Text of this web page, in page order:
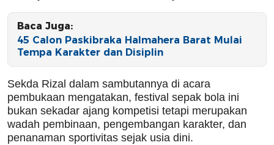
Baca Juga:
45 Calon Paskibraka Halmahera Barat Mulai
Tempa Karakter dan Disiplin
Sekda Rizal dalam sambutannya di acara
pembukaan mengatakan, festival sepak bola ini
bukan sekadar ajang kompetisi tetapi merupakan
wadah pembinaan, pengembangan karakter, dan
penanaman sportivitas sejak usia dini.